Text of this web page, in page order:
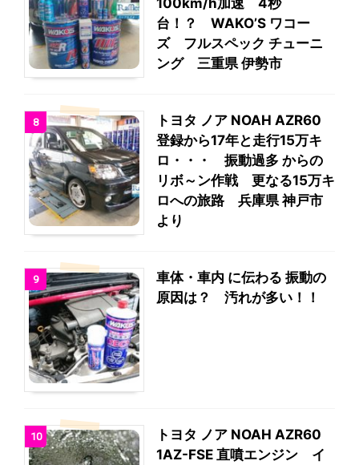
台！？ WAKO’S ワコー
ズ フルスペック チューニ
ング 三重県 伊勢市
8
トヨタ ノア NOAH AZR60
登録から17年と走行15万キ
ロ・・・ 振動過多 からの
リボ～ン作戦 更なる15万キ
ロへの旅路 兵庫県 神戸市
より
9
車体・車内 に伝わる 振動の
原因は？ 汚れが多い！！
10
トヨタ ノア NOAH AZR60
1AZ-FSE 直噴エンジン イ